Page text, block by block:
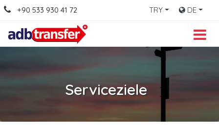
+90 533 930 41 72 TRY DE
Serviceziele